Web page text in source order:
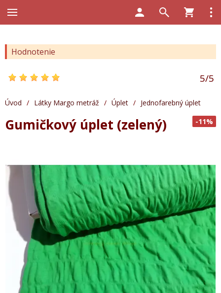
Hodnotenie
5/5
Úvod / Látky Margo metráž / Úplet / Jednofarebný úplet
-11%
Gumičkový úplet (zelený)